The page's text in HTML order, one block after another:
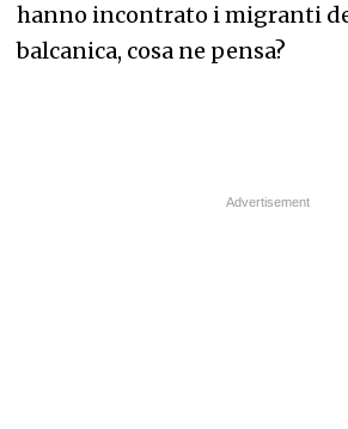
hanno incontrato i migranti
balcanica, cosa ne pensa?